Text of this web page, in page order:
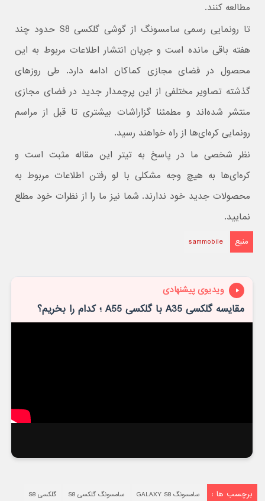
مطالعه کنند.
تا رونمایی رسمی سامسونگ از گوشی گلکسی S8 حدود چند
هفته باقی مانده است و جریان انتشار اطلاعات مربوط به این
محصول در فضای مجازی کماکان ادامه دارد. طی روزهای
گذشته تصاویر مختلفی از این پرچمدار جدید در فضای مجازی
منتشر شده‌اند و مطمئنا گزاراشات بیشتری تا قبل از مراسم
رونمایی کره‌ای‌ها از راه خواهند رسید.
نظر شخصی ما در پاسخ به تیتر این مقاله مثبت است و
کره‌ای‌ها به هیچ وجه مشکلی با لو رفتن اطلاعات مربوط به
محصولات جدید خود ندارند. شما نیز ما را از نظرات خود مطلع
نمایید.
منبع sammobile
ویدیوی پیشنهادی
مقایسه گلکسی A35 با گلکسی A55 ؛ کدام را بخریم؟
برچسب ها : سامسونگ GALAXY S8 سامسونگ گلکسی S8 گلکسی S8